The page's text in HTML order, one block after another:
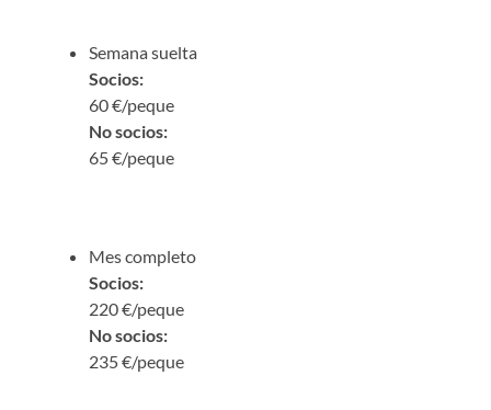
Semana suelta
Socios:
60 €/peque
No socios:
65 €/peque
Mes completo
Socios:
220 €/peque
No socios:
235 €/peque